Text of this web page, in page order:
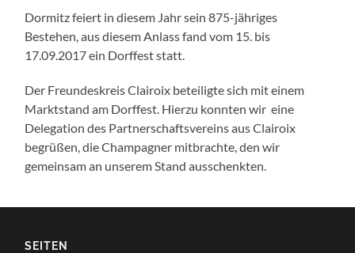
Dormitz feiert in diesem Jahr sein 875-jähriges
Bestehen, aus diesem Anlass fand vom 15. bis
17.09.2017 ein Dorffest statt.
Der Freundeskreis Clairoix beteiligte sich mit einem
Marktstand am Dorffest. Hierzu konnten wir eine
Delegation des Partnerschaftsvereins aus Clairoix
begrüßen, die Champagner mitbrachte, den wir
gemeinsam an unserem Stand ausschenkten.
SEITEN